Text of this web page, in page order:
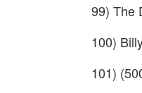
99) The
100)
101)